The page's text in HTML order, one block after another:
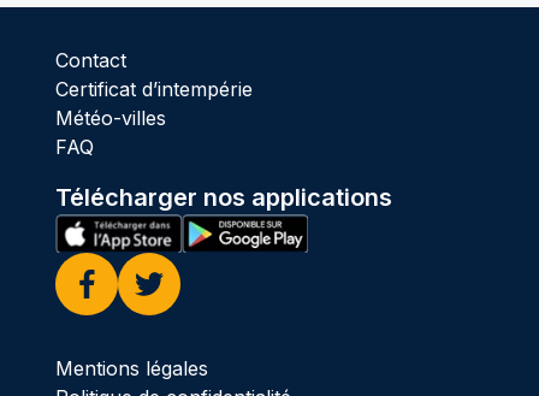
Contact
Certificat d’intempérie
Météo-villes
FAQ
Télécharger nos applications
Facebook
Twitter
Mentions légales